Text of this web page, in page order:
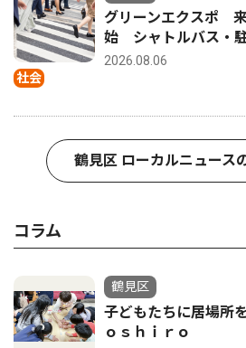
社会
グリーンエクスポ
始 シャトルバス・
2026.08.06
鶴見区 ローカルニュース
コラム
鶴見区
子どもたちに居場所
ｏｓｈｉｒｏ